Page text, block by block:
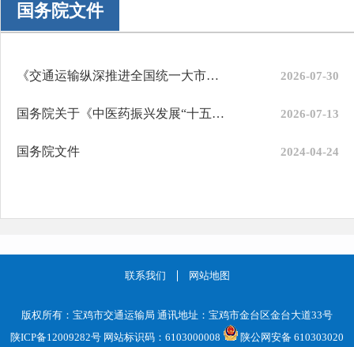
国务院文件
《交通运输纵深推进全国统一大市场建设实施方案》政策解读 2026-07-30
国务院关于《中医药振兴发展“十五五”规划》的批复 2026-07-13
国务院文件 2024-04-24
联系我们 网站地图
版权所有：宝鸡市交通运输局 通讯地址：宝鸡市金台区金台大道33号
陕ICP备12009282号 网站标识码：6103000008 陕公网安备 610303020